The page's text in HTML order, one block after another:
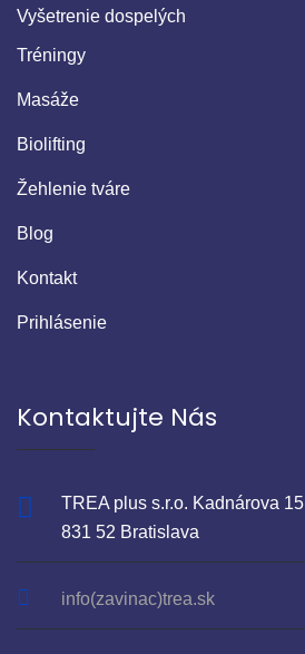
Vyšetrenie dospelých
Tréningy
Masáže
Biolifting
Žehlenie tváre
Blog
Kontakt
Prihlásenie
Kontaktujte Nás
TREA plus s.r.o. Kadnárova 15
831 52 Bratislava
info(zavinac)trea.sk